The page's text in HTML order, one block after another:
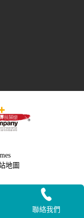
聯絡我們
地圖